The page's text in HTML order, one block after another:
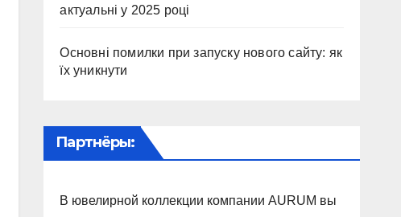
актуальні у 2025 році
Основні помилки при запуску нового сайту: як
їх уникнути
Партнёры:
В ювелирной коллекции компании AURUM вы